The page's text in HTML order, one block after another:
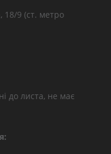
18/9 (ст. метро
до листа, не має